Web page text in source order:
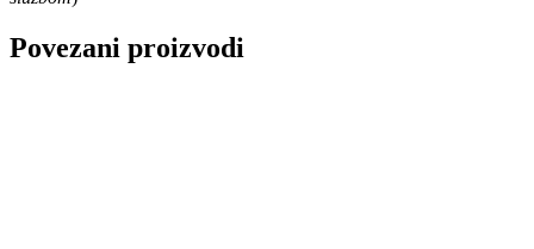
Povezani proizvodi